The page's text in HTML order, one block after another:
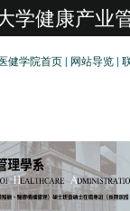
学健康产业
医健学院首页 网站导览